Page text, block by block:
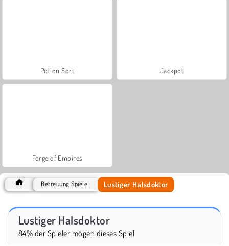
Potion Sort Jackpot
Forge of Empires
Betreuung Spiele Lustiger Halsdoktor
Lustiger Halsdoktor
84% der Spieler mögen dieses Spiel